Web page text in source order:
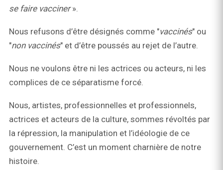
se faire vacciner».
Nous refusons d’être désignés comme "vaccinés" ou
"non vaccinés" et d’être poussés au rejet de l’autre.
Nous ne voulons être ni les actrices ou acteurs, ni les
complices de ce séparatisme forcé.
Nous, artistes, professionnelles et professionnels,
actrices et acteurs de la culture, sommes révoltés par
la répression, la manipulation et l’idéologie de ce
gouvernement. C’est un moment charnière de notre
histoire.